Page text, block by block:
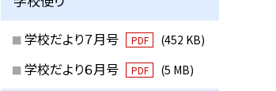
学校だより７月号 PDF (452 KB)
学校だより６月号 PDF (5 MB)